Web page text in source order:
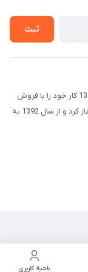
ثبت
فروشگاه اینترنتی بستویز ( اسفندیان سابق ) در سال 1387 کار خود را با فروش
اسباب بازی ، لوازم جانبی موبایل ، کامپیوتر و بدلیجات آغاز کرد و از سال 1392 به
ناحیه کاربری